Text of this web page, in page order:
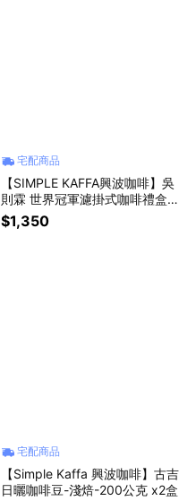
宅配商品
【SIMPLE KAFFA興波咖啡】吳
則霖 世界冠軍濾掛式咖啡禮盒18
包組 x 1 盒 (天空綜合掛耳包.衣
索比亞日曬.衣索比亞水洗)
$1,350
宅配商品
【Simple Kaffa 興波咖啡】古吉
日曬咖啡豆-淺焙-200公克 x2盒